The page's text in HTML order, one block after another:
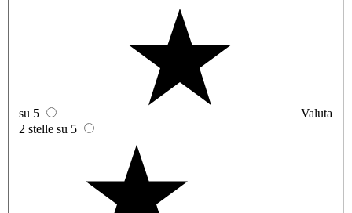
su 5
Valuta
2 stelle su 5